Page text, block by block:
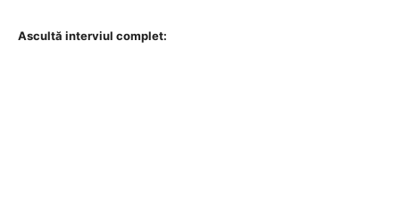
Ascultă interviul complet: